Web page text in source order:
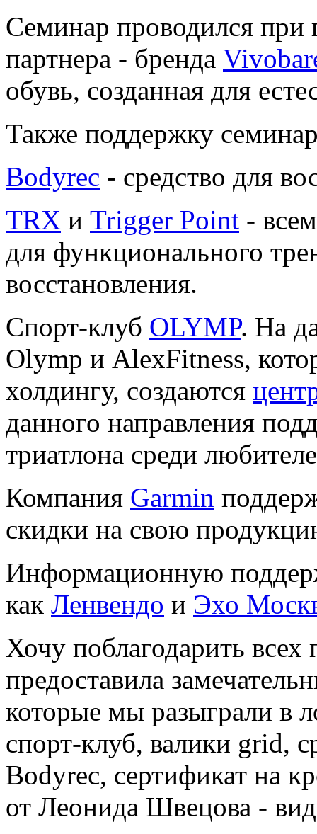
Семинар проводился при
партнера - бренда
обувь, созданная для
Также поддержку
Bodyrec - средство для
TRX и Trigger Point -
для функционального
восстановления.
Спорт-клуб OLYMP. На
Olymp и AlexFitness,
холдингу, создаются
данного направления
триатлона среди
Компания Garmin
скидки на свою
Информационную
как Ленвендо и Эхо
Хочу поблагодарить
предоставила
которые мы разыграли в
спорт-клуб, валики grid,
Bodyrec, сертификат на
от Леонида Швецова -